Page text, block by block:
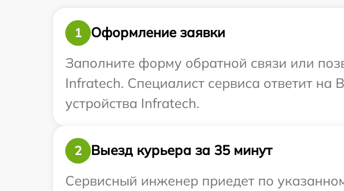
1
Оформление заявки
Заполните форму обратной связи или
Infratech. Специалист сервиса ответит
устройства Infratech.
2
Выезд курьера за 35 минут
Сервисный инженер приедет по